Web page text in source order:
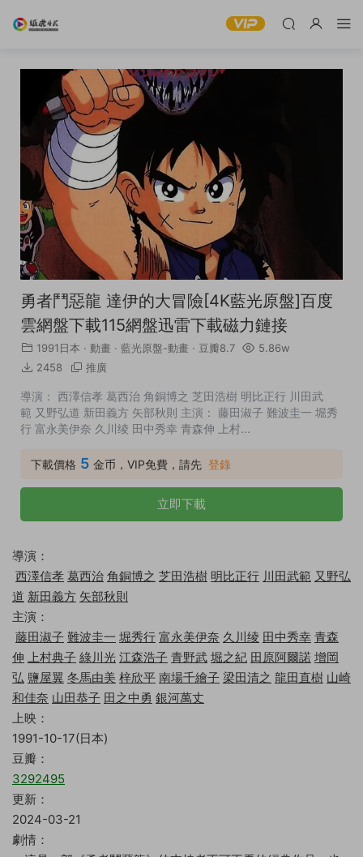
勇者鬥惡龍 達伊的大冒險[4K藍光原盤]百度
雲網盤下載115網盤迅雷下載磁力鏈接
1991日本 · 動畫 · 藍光原盤-動畫 · 豆瓣8.7
5.86w
2458
推廣
導演： 西澤信孝 葛西治 角銅博之 芝田浩樹 明比正行 川田武
範 又野弘道 新田義方 矢部秋則 主演： 藤田淑子 難波圭一 堀秀
行 富永美伊奈 久川绫 田中秀幸 青森伸 上村...
下載價格 5 金币，VIP免費，請先 登錄
立即下載
導演：
西澤信孝 葛西治 角銅博之 芝田浩樹 明比正行 川田武範 又野弘
道 新田義方 矢部秋則
主演：
藤田淑子 難波圭一 堀秀行 富永美伊奈 久川绫 田中秀幸 青森
伸 上村典子 綠川光 江森浩子 青野武 堀之紀 田原阿爾諾 增岡
弘 鹽屋翼 冬馬由美 梓欣平 南場千繪子 梁田清之 龍田直樹 山崎
和佳奈 山田恭子 田之中勇 銀河萬丈
上映：
1991-10-17(日本)
豆瓣：
3292495
更新：
2024-03-21
劇情：